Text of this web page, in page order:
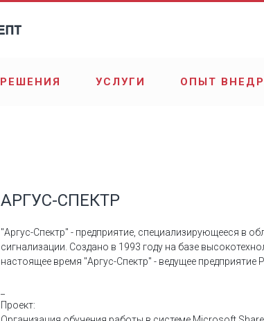
РЕШЕНИЯ УСЛУГИ ОПЫТ
АРГУС-СПЕКТР
"Аргус-Спектр" - предприятие, специализирующееся в
сигнализации. Создано в 1993 году на базе
настоящее время "Аргус-Спектр" - ведущее
Проект: